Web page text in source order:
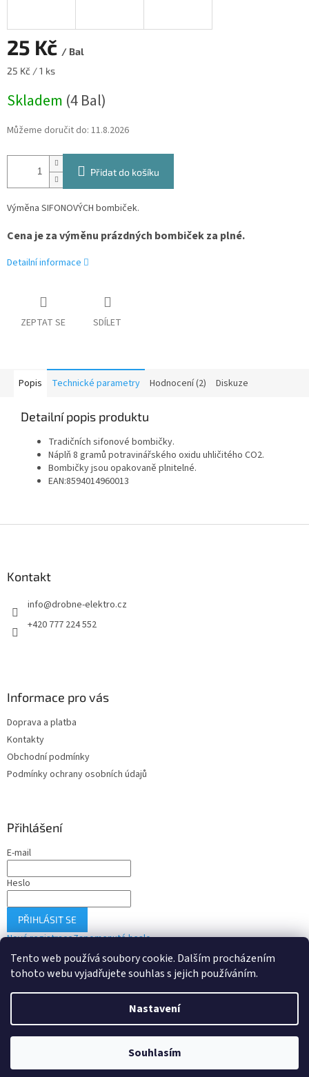
Tento web používá soubory cookie. Dalším procházením
tohoto webu vyjadřujete souhlas s jejich používáním.
Nastavení
Souhlasím
25 Kč / Bal
Měrná
25 Kč / 1 ks
Skladem (4 Bal)
Můžeme doručit do: 11.8.2026
Přidat do košíku
Výměna SIFONOVÝCH bombiček.
Cena je za výměnu prázdných bombiček za plné.
Detailní informace
ZEPTAT SE SDÍLET
Popis Technické parametry Hodnocení (2) Diskuze
Detailní popis produktu
Tradičních sifonové bombičky.
Náplň 8 gramů potravinářského oxidu uhličitého CO2.
Bombičky jsou opakovaně plnitelné.
EAN:8594014960013
Kontakt
info@drobne-elektro.cz
+420 777 224 552
Informace pro vás
Doprava a platba
Kontakty
Obchodní podmínky
Podmínky ochrany osobních údajů
Přihlášení
E-mail
Heslo
PŘIHLÁSIT SE
Nová registraceZapomenuté heslo
Copyright 2026Drobné-elektro.cz. Všechna práva vyhrazena.
Upravit nastavení cookies